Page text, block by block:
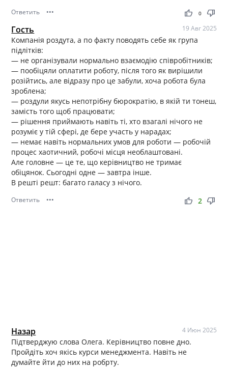
Ответить ••• thumb_up thumb_down
0
Гость 19 Авг 2025
Компанія роздута, а по факту поводять себе як група
підлітків:
— не організували нормально взаємодію співробітників;
— пообіцяли оплатити роботу, після того як вирішили
розійтись, але відразу про це забули, хоча робота була
зроблена;
— роздули якусь непотрібну бюрократію, в якій ти тонеш,
замість того щоб працювати;
— рішення приймають навіть ті, хто взагалі нічого не
розуміє у тій сфері, де бере участь у нарадах;
— немає навіть нормальних умов для роботи — робочій
процес хаотичний, робочі місця необлаштовані.
Але головне — це те, що керівництво не тримає
обіцянок. Сьогодні одне — завтра інше.
В решті решт: багато галасу з нічого.
Ответить ••• thumb_up thumb_down
2
Назар 4 Июн 2025
Підтверджую слова Олега. Керівництво повне дно.
Пройдіть хоч якісь курси менеджмента. Навіть не
думайте йти до них на робрту.